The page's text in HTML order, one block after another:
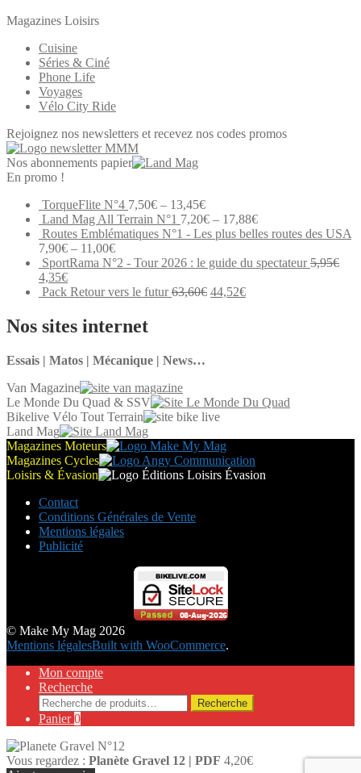
Magazines Loisirs
Cuisine
Séries & Ciné
Phone Life
Voyages
Vélo City Ride
Rejoignez nos newsletters et recevez nos codes promos
Nos abonnements papier
En promo !
TorqueFlite N°4 7,50€ – 13,45€
Land Mag All Terrain N°1 7,20€ – 17,88€
Routes Emblématiques N°1 - Les plus belles routes des USA
7,90€ – 11,00€
SportRama N°2 - Tour 2026 : le guide du spectateur 5,95€
Le
prix
était :
5,95€.
4,35€Le
prix
est :
4,35€.
Pack Retour vers le futur 63,60€ Le
44,52€Le
Nos sites internet
Essais | Matos | Mécanique | News…
Van Magazine
Le Monde Du Quad & SSV
Bikelive Vélo Tout Terrain
Land Mag
Magazines Moteurs
Magazines Cycles
Loisirs & Évasion
Contact
Conditions Générales de Vente
Mentions légales
Publicité
© Make My Mag 2026
Mentions légalesBuilt with WooCommerce.
Mon compte
Recherche
Recherche
pour :
Recherche
Panier0
Vous regardez : Planète Gravel 12 | PDF 4,20€